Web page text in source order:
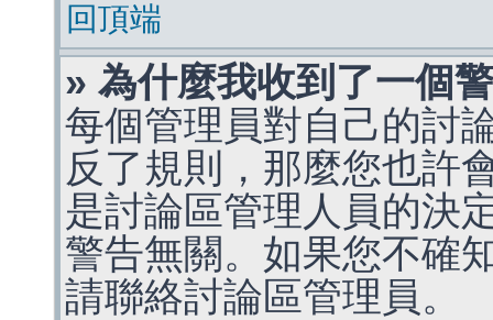
回頂端
» 為什麼我收到了一個
每個管理員對自己的討
反了規則，那麼您也許
是討論區管理人員的決
警告無關。如果您不確
請聯絡討論區管理員。